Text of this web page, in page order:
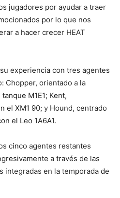
jugadores por ayudar a traer
por lo que nos
a hacer crecer HEAT
experiencia con tres agentes
Chopper, orientado a la
M1E1; Kent,
el XM1 90; y Hound, centrado
el Leo 1A6A1.
cinco agentes restantes
a través de las
integradas en la temporada de